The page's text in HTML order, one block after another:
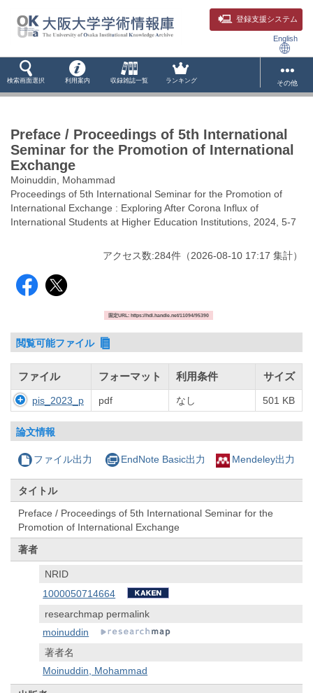
登録支援システム
English
検索画面選択 利用案内 収録雑誌一覧 ランキング その他
Preface / Proceedings of 5th International
Seminar for the Promotion of International
Exchange
Moinuddin, Mohammad
Proceedings of 5th International Seminar for the Promotion of
International Exchange : Exploring After Corona Influx of
International Students at Higher Education Institutions, 2024, 5-7
アクセス数:284件 （2026-08-10 17:17 集計）
固定URL: https://hdl.handle.net/11094/95390
閲覧可能ファイル
ファイル フォーマット 利用条件 サイズ
pis_2023_p pdf なし 501 KB
論文情報
ファイル出力 EndNote Basic出力 Mendeley出力
タイトル
Preface / Proceedings of 5th International Seminar for the
Promotion of International Exchange
著者
NRID
1000050714664
researchmap permalink
moinuddin
著者名
Moinuddin, Mohammad